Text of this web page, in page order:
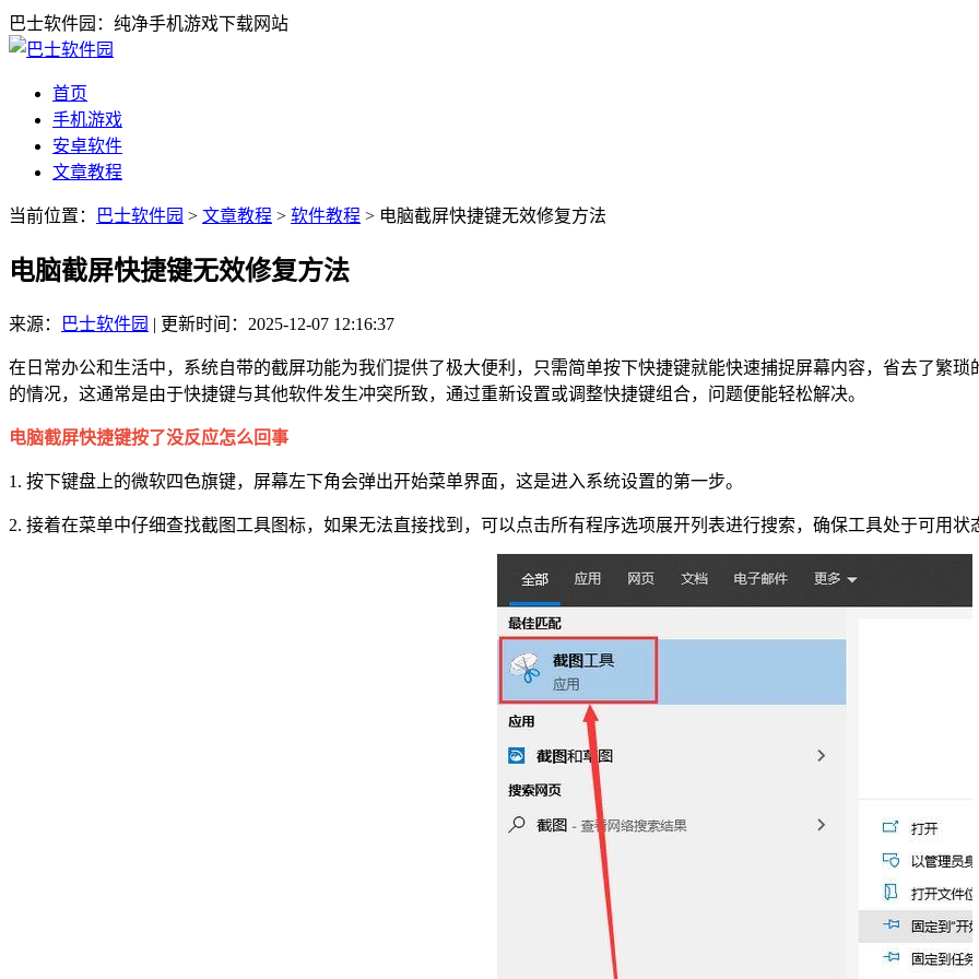
巴士软件园：纯净手机游戏下载网站
首页
手机游戏
安卓软件
文章教程
当前位置： 巴士软件园 > 文章教程 > 软件教程 > 电脑截屏快捷键无效修复方法
电脑截屏快捷键无效修复方法
来源： 巴士软件园 | 更新时间：2025-12-07 12:16:37
在日常办公和生活中，系统自带的截屏功能为我们提供了极大便利，只需简单按下快捷键就能快速捕捉屏幕内容，省去了繁
的情况，这通常是由于快捷键与其他软件发生冲突所致，通过重新设置或调整快捷键组合，问题便能轻松解决。
电脑截屏快捷键按了没反应怎么回事
1. 按下键盘上的微软四色旗键，屏幕左下角会弹出开始菜单界面，这是进入系统设置的第一步。
2. 接着在菜单中仔细查找截图工具图标，如果无法直接找到，可以点击所有程序选项展开列表进行搜索，确保工具处于可用状